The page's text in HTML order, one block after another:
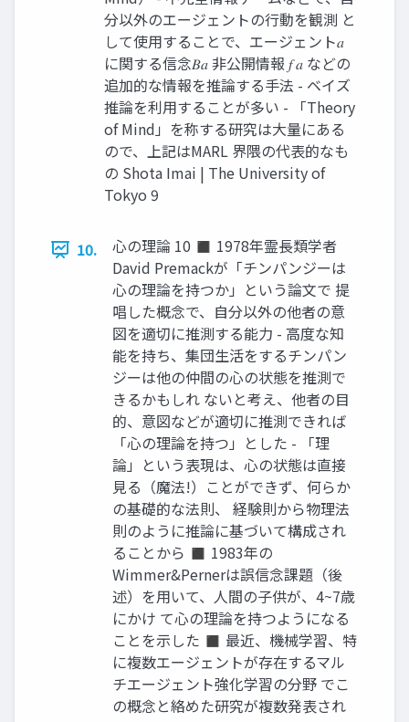
分以外のエージェントの行動を観測 と
して使用することで、エージェント𝑎
に関する信念𝐵𝑎 非公開情報 𝑓 𝑎 などの
追加的な情報を推論する手法 - ベイズ
推論を利用することが多い - 「Theory
of Mind」を称する研究は大量にある
ので、上記はMARL 界隈の代表的なも
の Shota Imai | The University of
Tokyo 9
10.
心の理論 10 ◼ 1978年霊長類学者
David Premackが「チンパンジーは
心の理論を持つか」という論文で 提
唱した概念で、自分以外の他者の意
図を適切に推測する能力 - 高度な知
能を持ち、集団生活をするチンパン
ジーは他の仲間の心の状態を推測で
きるかもしれ ないと考え、他者の目
的、意図などが適切に推測できれば
「心の理論を持つ」とした - 「理
論」という表現は、心の状態は直接
見る（魔法!）ことができず、何らか
の基礎的な法則、 経験則から物理法
則のように推論に基づいて構成され
ることから ◼ 1983年の
Wimmer&Pernerは誤信念課題（後
述）を用いて、人間の子供が、4~7歳
にかけ て心の理論を持つようになる
ことを示した ◼ 最近、機械学習、特
に複数エージェントが存在するマル
チエージェント強化学習の分野 でこ
の概念と絡めた研究が複数発表され